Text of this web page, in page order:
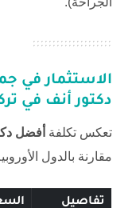
الاستثمار في
دكتور أنف في
تعكس تكلفة أفضل
مقارنة بالدول
تفاصيل